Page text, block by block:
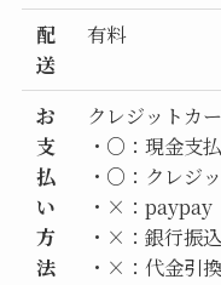
配
送
有料
お
支
払
い
方
法
クレジットカ
・○：現金支払
・○：クレジ
・×：paypay
・×：銀行振込
・×：代金引換